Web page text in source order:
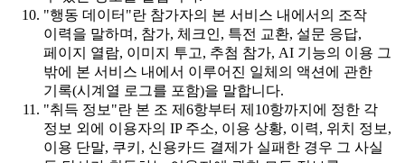
"행동 데이터"란 참가자의 본 서비스 내에서의 조작
이력을 말하며, 참가, 체크인, 특전 교환, 설문 응답,
페이지 열람, 이미지 투고, 추첨 참가, AI 기능의 이용 그
밖에 본 서비스 내에서 이루어진 일체의 액션에 관한
기록(시계열 로그를 포함)을 말합니다.
"취득 정보"란 본 조 제6항부터 제10항까지에 정한 각
정보 외에 이용자의 IP 주소, 이용 상황, 이력, 위치 정보,
이용 단말, 쿠키, 신용카드 결제가 실패한 경우 그 사실